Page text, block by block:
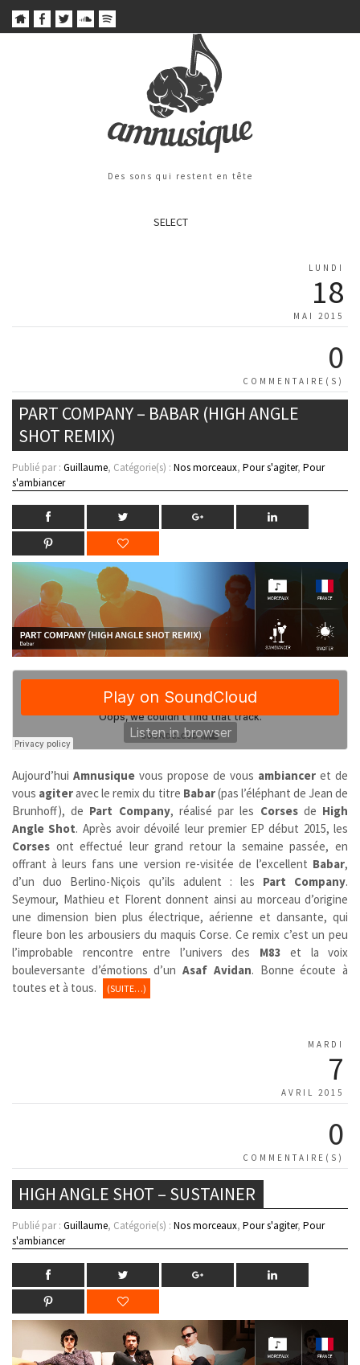
Des sons qui restent en tête
SELECT
LUNDI
18
MAI 2015
0
COMMENTAIRE(S)
PART COMPANY – BABAR (HIGH ANGLE
SHOT REMIX)
Publié par : Guillaume, Catégorie(s) : Nos morceaux, Pour s'agiter, Pour
s'ambiancer
Aujourd’hui Amnusique vous propose de vous ambiancer et de
vous agiteravec le remix du titre Babar(pas l’éléphant de Jean de
Brunhoff), de Part Company, réalisé par les Corsesde High
Angle Shot. Après avoir dévoilé leur premier EP début 2015, les
Corses ont effectué leur grand retour la semaine passée, en
offrant à leurs fans une version re-visitée de l’excellent Babar,
d’un duo Berlino-Niçois qu’ils adulent : les Part Company.
Seymour, Mathieu et Florent donnent ainsi au morceau d’origine
une dimension bien plus électrique, aérienne et dansante, qui
fleure bon les arbousiers du maquis Corse. Ce remix c’est un peu
l’improbable rencontre entre l’univers des M83 et la voix
bouleversante d’émotions d’unAsaf Avidan. Bonne écoute à
toutes et à tous.
(SUITE…)
MARDI
7
AVRIL 2015
0
COMMENTAIRE(S)
HIGH ANGLE SHOT – SUSTAINER
Publié par : Guillaume, Catégorie(s) : Nos morceaux, Pour s'agiter, Pour
s'ambiancer